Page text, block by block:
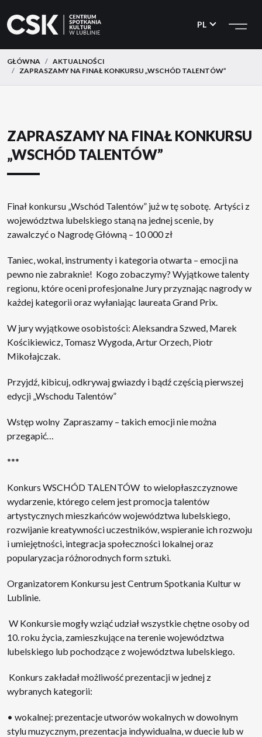
CSK
do
menu
do
treści
PL
GŁÓWNA
AKTUALNOŚCI
ZAPRASZAMY NA FINAŁ KONKURSU „WSCHÓD TALENTÓW”
ZAPRASZAMY NA FINAŁ KONKURSU
„WSCHÓD TALENTÓW”
Finał konkursu „Wschód Talentów” już w tę sobotę. Artyści z
województwa lubelskiego staną na jednej scenie, by
zawalczyć o Nagrodę Główną – 10 000 zł
Taniec, wokal, instrumenty i kategoria otwarta – emocji na
pewno nie zabraknie! Kogo zobaczymy? Wyjątkowe talenty
regionu, które oceni profesjonalne Jury przyznając nagrody w
każdej kategorii oraz wyłaniając laureata Grand Prix.
W jury wyjątkowe osobistości: Aleksandra Szwed, Marek
Kościkiewicz, Tomasz Wygoda, Artur Orzech, Piotr
Mikołajczak.
Przyjdź, kibicuj, odkrywaj gwiazdy i bądź częścią pierwszej
edycji „Wschodu Talentów”
Wstęp wolny Zapraszamy – takich emocji nie można
przegapić…
***
Konkurs WSCHÓD TALENTÓW to wielopłaszczyznowe
wydarzenie, którego celem jest promocja talentów
artystycznych mieszkańców województwa lubelskiego,
rozwijanie kreatywności uczestników, wspieranie ich rozwoju
i umiejętności, integracja społeczności lokalnej oraz
popularyzacja różnorodnych form sztuki.
Organizatorem Konkursu jest Centrum Spotkania Kultur w
Lublinie.
W Konkursie mogły wziąć udział wszystkie chętne osoby od
10. roku życia, zamieszkujące na terenie województwa
lubelskiego lub pochodzące z województwa lubelskiego.
Konkurs zakładał możliwość prezentacji w jednej z
wybranych kategorii:
• wokalnej: prezentacje utworów wokalnych w dowolnym
stylu muzycznym, prezentacja indywidualna, w duecie lub w